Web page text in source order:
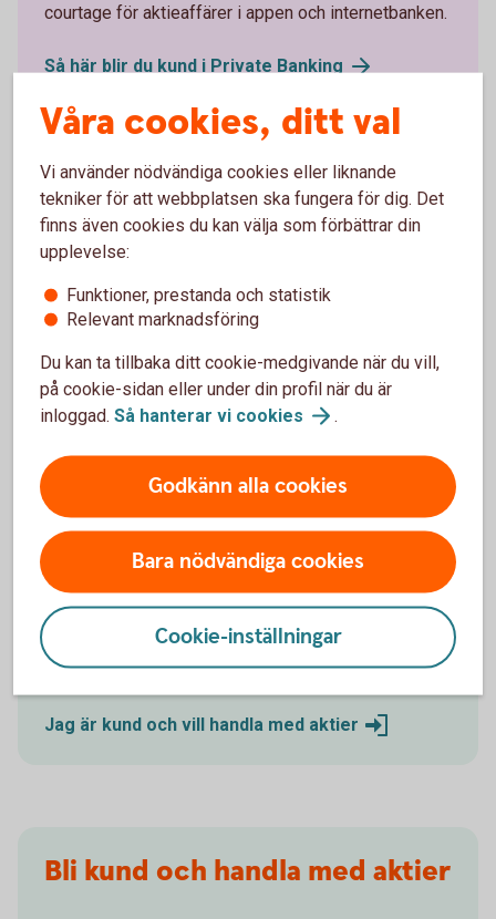
courtage för aktieaffärer i appen och internetbanken.
Så här blir du kund i Private Banking
Se hela prislistan för
värdepappershandel
Prislista våra värdepapperstjänster
Mer information
Aktier ochaktiehandel
Aktiesparande - handla med
Handla aktier som kund
Jag är kund och vill handla med aktier
Bli kund och handla med aktier
Våra cookies, ditt val
Vi använder nödvändiga cookies eller liknande
tekniker för att webbplatsen ska fungera för dig. Det
finns även cookies du kan välja som förbättrar din
upplevelse:
Funktioner, prestanda och statistik
Relevant marknadsföring
Du kan ta tillbaka ditt cookie-medgivande när du vill,
på cookie-sidan eller under din profil när du är
inloggad. Så hanterar vi cookies .
Godkänn alla cookies
Bara nödvändiga cookies
Cookie-inställningar